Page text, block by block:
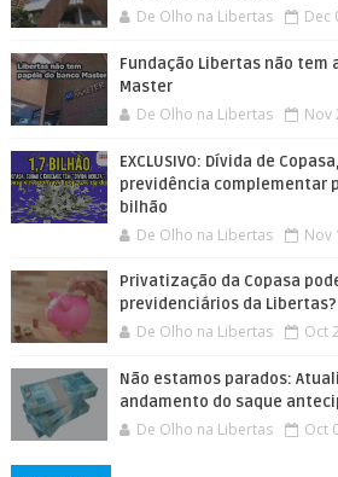
De Olho na Libertas Dec
Fundação Libertas não tem
Master
De Olho na Libertas Nov
EXCLUSIVO: Dívida de
previdência complementar
bilhão
De Olho na Libertas Nov
Privatização da Copasa
previdenciários da Libertas?
De Olho na Libertas Oct
Não estamos parados:
andamento do saque
De Olho na Libertas Oct